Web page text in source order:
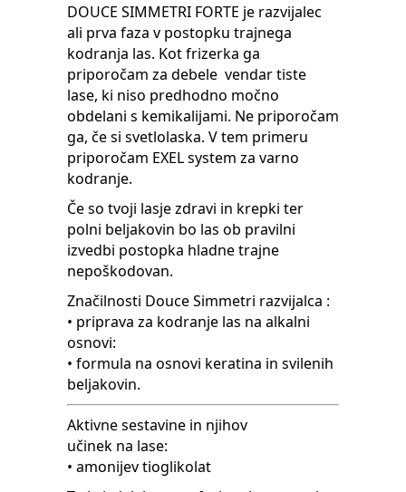
DOUCE SIMMETRI FORTE je razvijalec
ali prva faza v postopku trajnega
kodranja las. Kot frizerka ga
priporočam za debele vendar tiste
lase, ki niso predhodno močno
obdelani s kemikalijami. Ne priporočam
ga, če si svetlolaska. V tem primeru
priporočam EXEL system za varno
kodranje.
Če so tvoji lasje zdravi in krepki ter
polni beljakovin bo las ob pravilni
izvedbi postopka hladne trajne
nepoškodovan.
Značilnosti Douce Simmetri razvijalca :
• priprava za kodranje las na alkalni
osnovi:
• formula na osnovi keratina in svilenih
beljakovin.
Aktivne sestavine in njihov
učinek na lase:
• amonijev tioglikolat